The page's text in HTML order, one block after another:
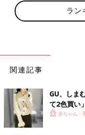
ラン
関連記事
GU、しま
て2色買い
選 赤ちゃん・